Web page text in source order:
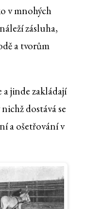
v mnohých
zásluha,
a tvorům
jinde zakládají
dostává se
a ošetřování v